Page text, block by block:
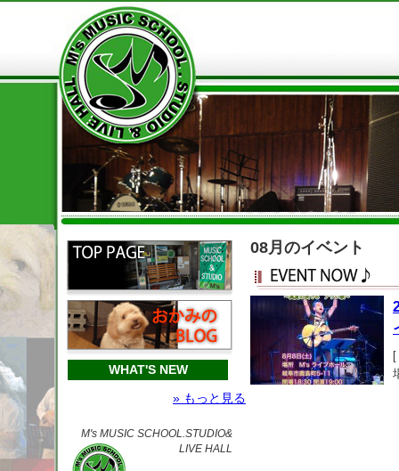
WHAT'S NEW
» もっと見る
M's MUSIC SCHOOL.STUDIO&
LIVE HALL
08月のイベント